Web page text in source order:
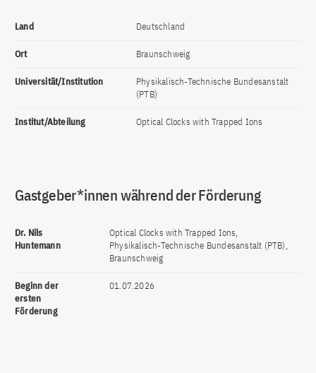
Land Deutschland
Ort Braunschweig
Universität/Institution
Physikalisch-Technische Bundesanstalt
(PTB)
Institut/Abteilung Optical Clocks with Trapped Ions
Gastgeber*innen während der Förderung
Dr. Nils
Huntemann
Optical Clocks with Trapped Ions,
Physikalisch-Technische Bundesanstalt (PTB),
Braunschweig
Beginn der
ersten
Förderung
01.07.2026